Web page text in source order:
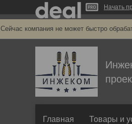
Начать
Сейчас компания не может быстро
Главная Товары и